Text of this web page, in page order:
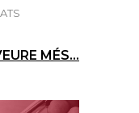
MÉS...